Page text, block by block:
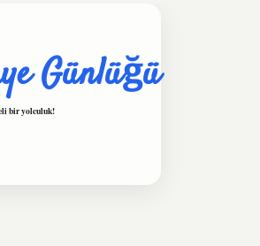
Günlüğü
bir yolculuk!